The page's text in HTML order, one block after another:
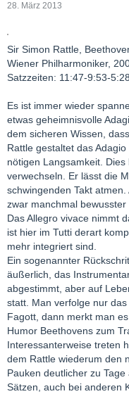
28. März 2013
Sir Simon Rattle,
Wiener Philharmoniker,
Satzzeiten: 11:47-9:53-
Es ist immer wieder
etwas geheimnisvolle
dem sicheren Wissen,
Rattle gestaltet das
nötigen Langsamkeit.
verwechseln. Er lässt die
schwingenden Takt
zwar manchmal bewusster
Das Allegro vivace nimmt
ist hier im Tutti derart
mehr integriert sind.
Ein sogenannter
äußerlich, das
abgestimmt, aber auf
statt. Man verfolge nur
Fagott, dann merkt man
Humor Beethovens zum
Interessanterweise treten
dem Rattle wiederum den
Pauken deutlicher zu
Sätzen, auch bei anderen